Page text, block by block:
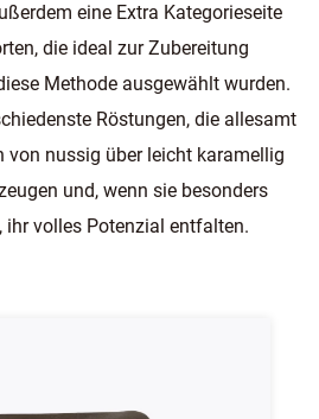
eine Extra Kategorieseite
die ideal zur Zubereitung
Methode ausgewählt wurden.
Röstungen, die allesamt
von nussig über leicht karamellig
und, wenn sie besonders
ihr volles Potenzial entfalten.